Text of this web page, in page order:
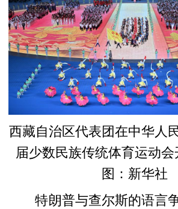
西藏自治区代表团在中华人
届少数民族传统体育运动
图：新华社
特朗普与查尔斯的语言